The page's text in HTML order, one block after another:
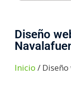
Diseño
Inicio /